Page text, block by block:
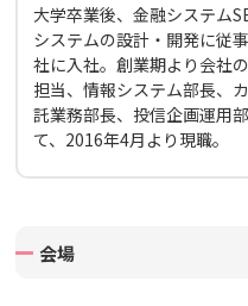
大学卒業後、金融システム
システムの設計・開発に従
社に入社。創業期より会社
担当、情報システム部長、
託業務部長、投信企画運用
て、2016年4月より現職。
会場